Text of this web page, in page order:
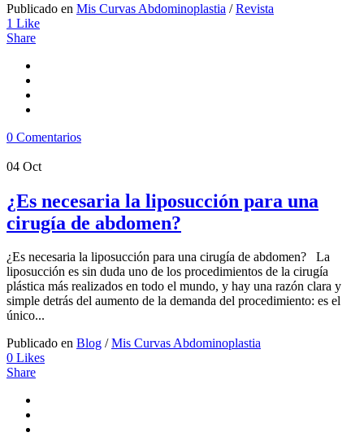
Publicado en Mis Curvas Abdominoplastia /Revista
1 Like
Share
0 Comentarios
04 Oct
¿Es necesaria la liposucción para una
cirugía de abdomen?
¿Es necesaria la liposucción para una cirugía de abdomen? La
liposucción es sin duda uno de los procedimientos de la cirugía
plástica más realizados en todo el mundo, y hay una razón clara y
simple detrás del aumento de la demanda del procedimiento: es el
único...
Publicado en Blog /Mis Curvas Abdominoplastia
0 Likes
Share